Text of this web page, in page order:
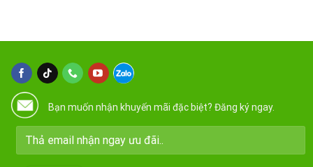
Bạn muốn nhận khuyến mãi đặc biệt? Đăng ký ngay.